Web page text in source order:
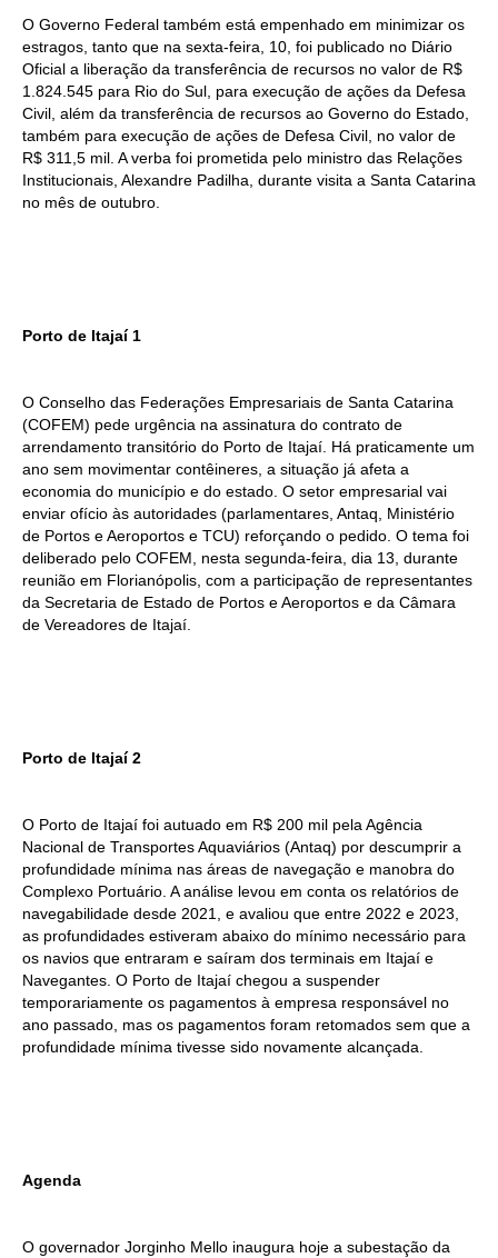
O Governo Federal também está empenhado em minimizar os
estragos, tanto que na sexta-feira, 10, foi publicado no Diário
Oficial a liberação da transferência de recursos no valor de R$
1.824.545 para Rio do Sul, para execução de ações da Defesa
Civil, além da transferência de recursos ao Governo do Estado,
também para execução de ações de Defesa Civil, no valor de
R$ 311,5 mil. A verba foi prometida pelo ministro das Relações
Institucionais, Alexandre Padilha, durante visita a Santa Catarina
no mês de outubro.
Porto de Itajaí 1
O Conselho das Federações Empresariais de Santa Catarina
(COFEM) pede urgência na assinatura do contrato de
arrendamento transitório do Porto de Itajaí. Há praticamente um
ano sem movimentar contêineres, a situação já afeta a
economia do município e do estado. O setor empresarial vai
enviar ofício às autoridades (parlamentares, Antaq, Ministério
de Portos e Aeroportos e TCU) reforçando o pedido. O tema foi
deliberado pelo COFEM, nesta segunda-feira, dia 13, durante
reunião em Florianópolis, com a participação de representantes
da Secretaria de Estado de Portos e Aeroportos e da Câmara
de Vereadores de Itajaí.
Porto de Itajaí 2
O Porto de Itajaí foi autuado em R$ 200 mil pela Agência
Nacional de Transportes Aquaviários (Antaq) por descumprir a
profundidade mínima nas áreas de navegação e manobra do
Complexo Portuário. A análise levou em conta os relatórios de
navegabilidade desde 2021, e avaliou que entre 2022 e 2023,
as profundidades estiveram abaixo do mínimo necessário para
os navios que entraram e saíram dos terminais em Itajaí e
Navegantes. O Porto de Itajaí chegou a suspender
temporariamente os pagamentos à empresa responsável no
ano passado, mas os pagamentos foram retomados sem que a
profundidade mínima tivesse sido novamente alcançada.
Agenda
O governador Jorginho Mello inaugura hoje a subestação da